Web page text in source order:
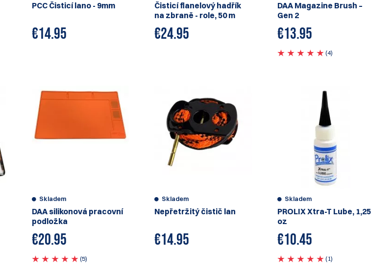
PCC Čisticí lano - 9mm
€14.95
Čisticí flanelový hadřík
na zbraně - role, 50 m
€24.95
DAA Magazine Brush –
Gen 2
€13.95
(4)
Skladem
DAA silikonová pracovní
podložka
€20.95
(5)
Skladem
Nepřetržitý čistič lan
€14.95
Skladem
PROLIX Xtra-T Lube, 1,25
oz
€10.45
(1)